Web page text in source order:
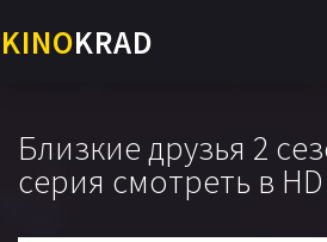
KINOKRAD
Близкие друзья 2
серия смотреть в HD